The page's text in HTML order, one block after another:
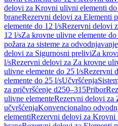
delovi za Krovni ulivni elementi
braneRezervni delovi za Elementi
elemente do 12 l/sRezervni delovi
12 l/sZa krovne ulivne elemente
požara za sisteme za odvodnjavanje
delovi za Sigurnosni preliviZa
l/sRezervni delovi za Za krovne
ulivne elemente do 25 l/sRezervni
elemente do 25 l/sUčvršćenja
za pričvršćenje d250–315Pribor
ulivne elementeRezervni delovi za
učvršćenjaKonvencionalno
elementiRezervni delovi za Krovni